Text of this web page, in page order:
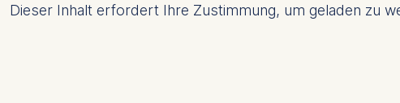
Dieser Inhalt erfordert Ihre Zustimmung, um geladen zu
Cookies